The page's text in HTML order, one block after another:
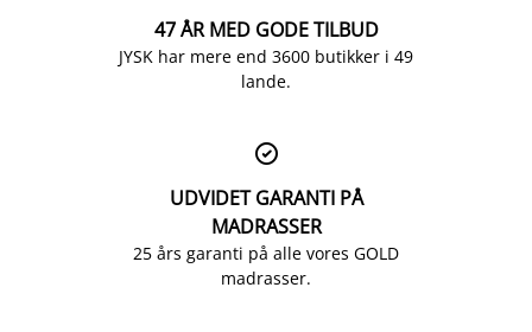
47 ÅR MED GODE TILBUD
JYSK har mere end 3600 butikker i 49
lande.

UDVIDET GARANTI PÅ
MADRASSER
25 års garanti på alle vores GOLD
madrasser.